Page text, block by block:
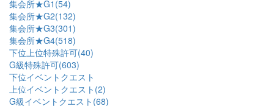
集会所★G1(54)
集会所★G2(132)
集会所★G3(301)
集会所★G4(518)
下位上位特殊許可(40)
G級特殊許可(603)
下位イベントクエスト
上位イベントクエスト(2)
G級イベントクエスト(68)